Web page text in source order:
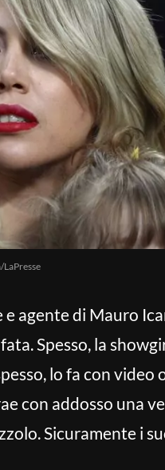
LaPresse
agente di Mauro
Spesso, la
lo fa con video
con addosso una
Sicuramente i